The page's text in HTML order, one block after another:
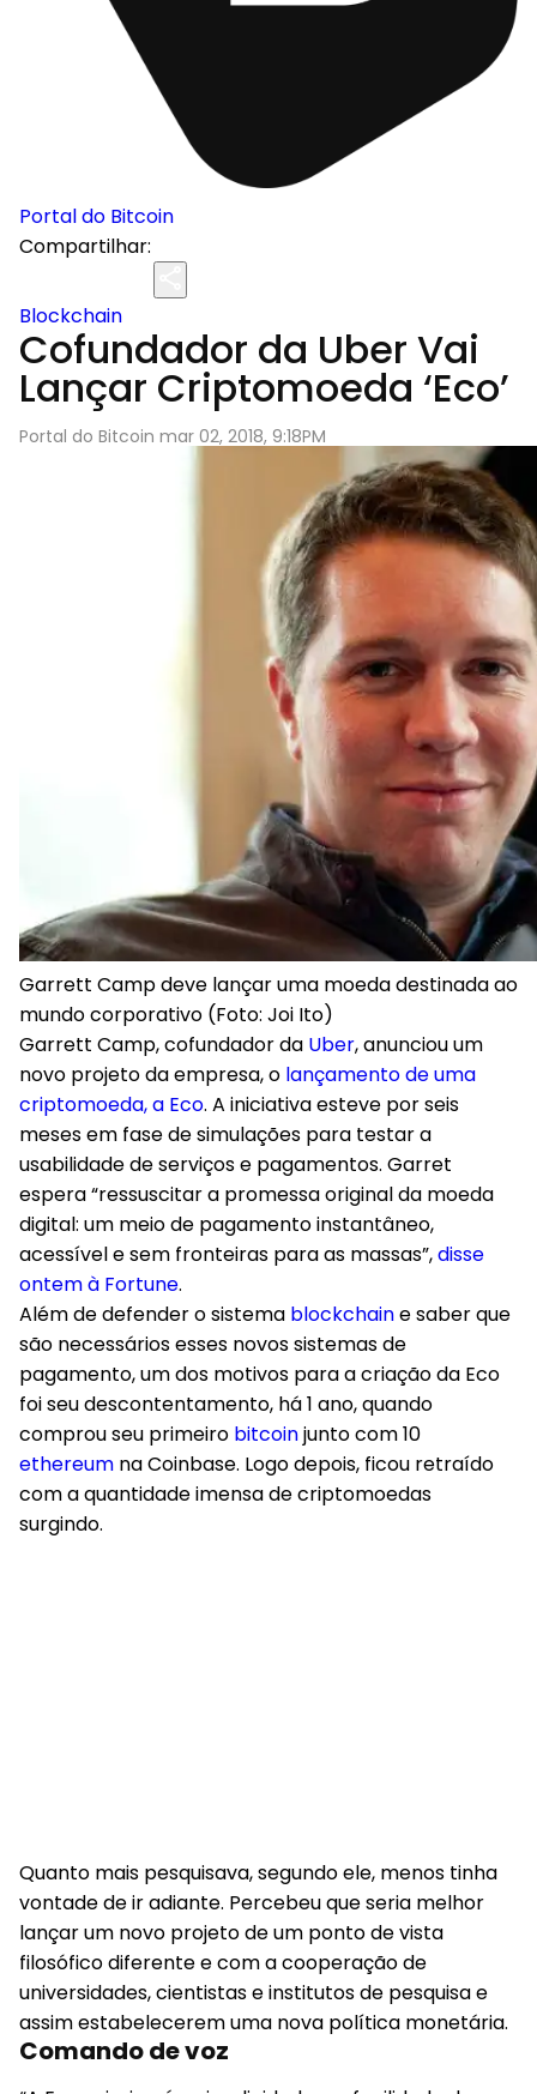
Portal do Bitcoin
Compartilhar:
Blockchain
Cofundador da Uber Vai
Lançar Criptomoeda ‘Eco’
Portal do Bitcoin mar 02, 2018, 9:18PM
Garrett Camp deve lançar uma moeda destinada ao
mundo corporativo (Foto: Joi Ito)
Garrett Camp, cofundador da Uber, anunciou um
novo projeto da empresa, o lançamento de uma
criptomoeda, a Eco. A iniciativa esteve por seis
meses em fase de simulações para testar a
usabilidade de serviços e pagamentos. Garret
espera “ressuscitar a promessa original da moeda
digital: um meio de pagamento instantâneo,
acessível e sem fronteiras para as massas”,disse
ontem à Fortune.
Além de defender o sistema blockchaine saber que
são necessários esses novos sistemas de
pagamento, um dos motivos para a criação da Eco
foi seu descontentamento, há 1 ano, quando
comprou seu primeiro bitcoinjunto com 10
ethereum na Coinbase. Logo depois, ficou retraído
com a quantidade imensa de criptomoedas
surgindo.
Quanto mais pesquisava, segundo ele, menos tinha
vontade de ir adiante. Percebeu que seria melhor
lançar um novo projeto de um ponto de vista
filosófico diferente e com a cooperação de
universidades, cientistas e institutos de pesquisa e
assim estabelecerem uma nova política monetária.
Comando de voz